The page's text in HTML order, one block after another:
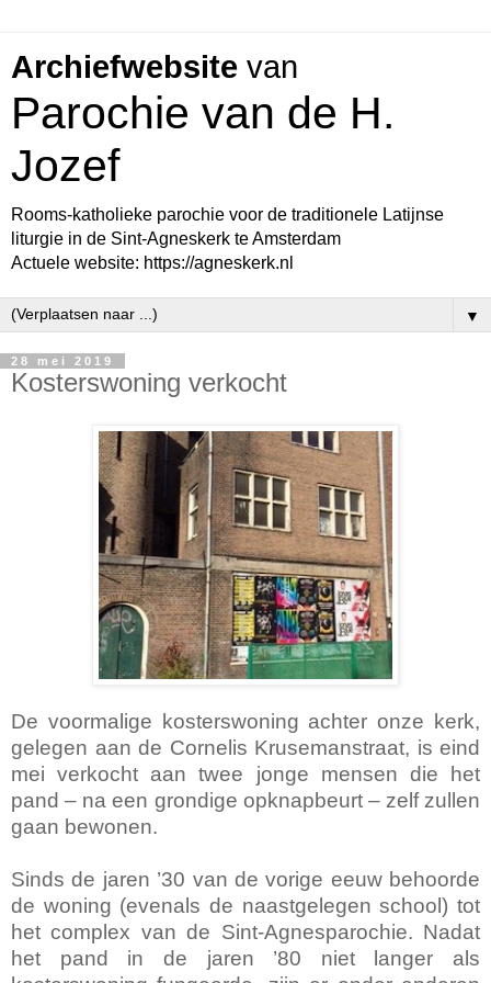
Archiefwebsite van
Parochie van de H.
Jozef
Rooms-katholieke parochie voor de traditionele Latijnse
liturgie in de Sint-Agneskerk te Amsterdam
Actuele website: https://agneskerk.nl
▼
28 mei 2019
Kosterswoning verkocht
De voormalige kosterswoning achter onze kerk,
gelegen aan de Cornelis Krusemanstraat, is eind
mei verkocht aan twee jonge mensen die het
pand – na een grondige opknapbeurt – zelf zullen
gaan bewonen.
Sinds de jaren ’30 van de vorige eeuw behoorde
de woning (evenals de naastgelegen school) tot
het complex van de Sint-Agnesparochie. Nadat
het pand in de jaren ’80 niet langer als